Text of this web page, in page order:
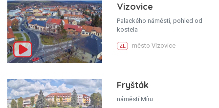
Vizovice
Palackého náměstí, pohled od
kostela
ZL město Vizovice
Fryšták
náměstí Míru